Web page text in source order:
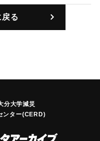
る
分大学減災
ンター(CERD)